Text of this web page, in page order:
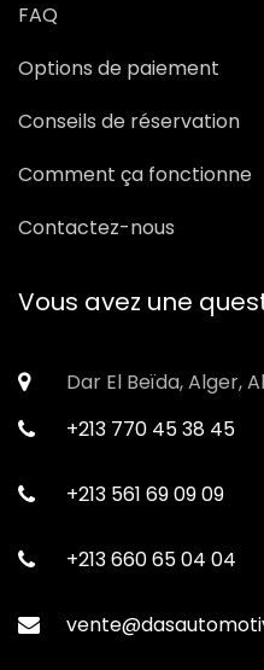
FAQ
Options de paiement
Conseils de réservation
Comment ça fonctionne
Contactez-nous
Vous avez une
Dar El Beïda, Alger,
+213 770 45 38 45
+213 561 69 09 09
+213 660 65 04 04